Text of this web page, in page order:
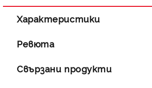
Характеристики
Ревюта
Свързани продукти